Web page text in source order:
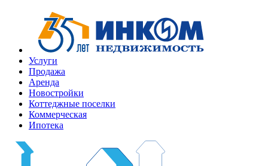
Услуги
Продажа
Аренда
Новостройки
Коттеджные поселки
Коммерческая
Ипотека